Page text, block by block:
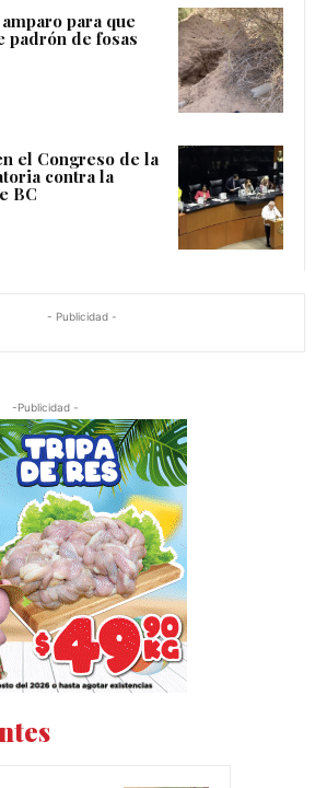
para que
padrón de fosas
el Congreso de la
contra la
BC
- Publicidad -
-Publicidad -